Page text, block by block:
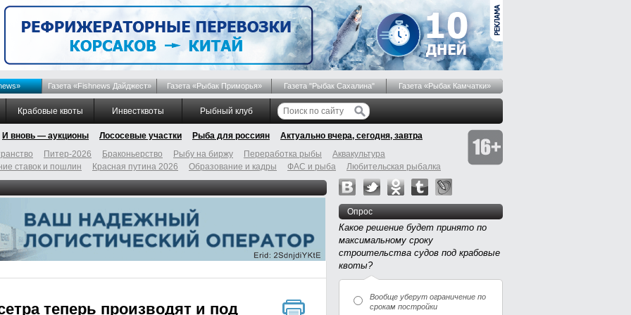
Газета «Fishnews Дайджест» Газета «Рыбак Приморья» Газета "Рыбак Сахалина" Газета «Рыбак Камчатки»
Крабовые квоты Инвестквоты Рыбный клуб
И вновь — аукционы Лососевые участки Рыба для россиян
Актуально вчера, сегодня, завтра
Питер-2026 Браконьерство Рыбу на биржу Переработка рыбы
Аквакультура
ставок и пошлин Красная путина 2026 Образование и кадры ФАС и рыба Любительская рыбалка
теперь производят и под
Опрос
Какое решение будет принято по
максимальному сроку
строительства судов под крабовые
квоты?
Вообще уберут ограничение по
срокам постройки